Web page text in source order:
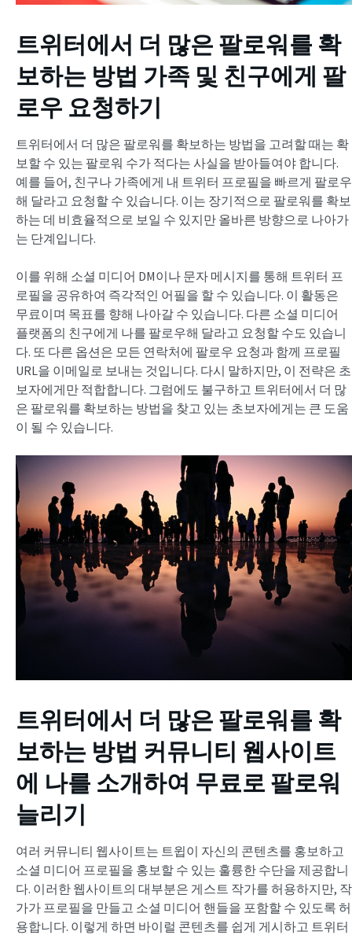
트위터에서 더 많은 팔로워를 확
보하는 방법 가족 및 친구에게 팔
로우 요청하기
트위터에서 더 많은 팔로워를 확보하는 방법을 고려할 때는 확
보할 수 있는 팔로워 수가 적다는 사실을 받아들여야 합니다.
예를 들어, 친구나 가족에게 내 트위터 프로필을 빠르게 팔로우
해 달라고 요청할 수 있습니다. 이는 장기적으로 팔로워를 확보
하는 데 비효율적으로 보일 수 있지만 올바른 방향으로 나아가
는 단계입니다.
이를 위해 소셜 미디어 DM이나 문자 메시지를 통해 트위터 프
로필을 공유하여 즉각적인 어필을 할 수 있습니다. 이 활동은
무료이며 목표를 향해 나아갈 수 있습니다. 다른 소셜 미디어
플랫폼의 친구에게 나를 팔로우해 달라고 요청할 수도 있습니
다. 또 다른 옵션은 모든 연락처에 팔로우 요청과 함께 프로필
URL을 이메일로 보내는 것입니다. 다시 말하지만, 이 전략은 초
보자에게만 적합합니다. 그럼에도 불구하고 트위터에서 더 많
은 팔로워를 확보하는 방법을 찾고 있는 초보자에게는 큰 도움
이 될 수 있습니다.
트위터에서 더 많은 팔로워를 확
보하는 방법 커뮤니티 웹사이트
에 나를 소개하여 무료로 팔로워
늘리기
여러 커뮤니티 웹사이트는 트윕이 자신의 콘텐츠를 홍보하고
소셜 미디어 프로필을 홍보할 수 있는 훌륭한 수단을 제공합니
다. 이러한 웹사이트의 대부분은 게스트 작가를 허용하지만, 작
가가 프로필을 만들고 소셜 미디어 핸들을 포함할 수 있도록 허
용합니다. 이렇게 하면 바이럴 콘텐츠를 쉽게 게시하고 트위터